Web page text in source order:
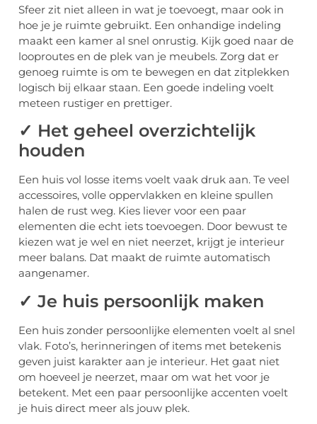
Sfeer zit niet alleen in wat je toevoegt, maar ook in
hoe je je ruimte gebruikt. Een onhandige indeling
maakt een kamer al snel onrustig. Kijk goed naar de
looproutes en de plek van je meubels. Zorg dat er
genoeg ruimte is om te bewegen en dat zitplekken
logisch bij elkaar staan. Een goede indeling voelt
meteen rustiger en prettiger.
✓ Het geheel overzichtelijk
houden
Een huis vol losse items voelt vaak druk aan. Te veel
accessoires, volle oppervlakken en kleine spullen
halen de rust weg. Kies liever voor een paar
elementen die echt iets toevoegen. Door bewust te
kiezen wat je wel en niet neerzet, krijgt je interieur
meer balans. Dat maakt de ruimte automatisch
aangenamer.
✓ Je huis persoonlijk maken
Een huis zonder persoonlijke elementen voelt al snel
vlak. Foto’s, herinneringen of items met betekenis
geven juist karakter aan je interieur. Het gaat niet
om hoeveel je neerzet, maar om wat het voor je
betekent. Met een paar persoonlijke accenten voelt
je huis direct meer als jouw plek.